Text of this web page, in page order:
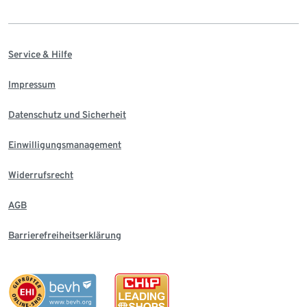
Service & Hilfe
Impressum
Datenschutz und Sicherheit
Einwilligungsmanagement
Widerrufsrecht
AGB
Barrierefreiheitserklärung